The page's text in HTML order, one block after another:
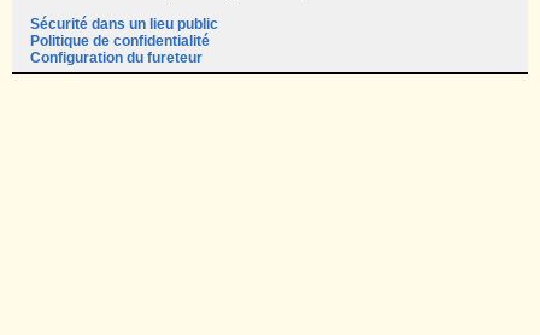
Sécurité dans un lieu public
Politique de confidentialité
Configuration du fureteur